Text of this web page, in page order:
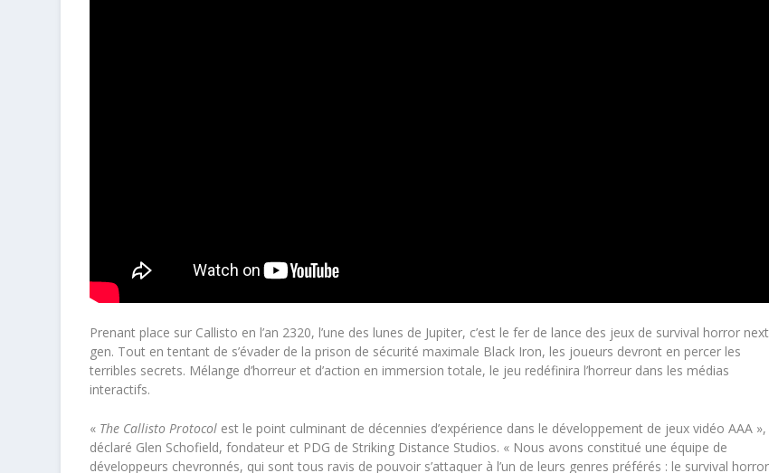
Prenant place sur Callisto en l’an 2320, l’une des lunes de Jupiter, c’est le fer de lance des jeux de survival horror
gen. Tout en tentant de s’évader de la prison de sécurité maximale Black Iron, les joueurs devront en percer les
terribles secrets. Mélange d’horreur et d’action en immersion totale, le jeu redéfinira l’horreur dans les médias
interactifs.
« The Callisto Protocol est le point culminant de décennies d’expérience dans le développement de jeux vidéo AAA »,
déclaré Glen Schofield, fondateur et PDG de Striking Distance Studios. « Nous avons constitué une équipe de
développeurs chevronnés, qui sont tous ravis de pouvoir s’attaquer à l’un de leurs genres préférés : le survival